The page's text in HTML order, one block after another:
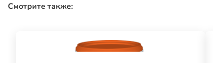
Смотрите также: